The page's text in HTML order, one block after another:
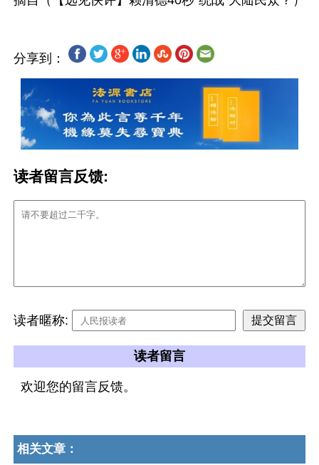
分享到：
读者留言反馈:
读者暱称:
读者留言
欢迎您的留言反馈。
相关文章：